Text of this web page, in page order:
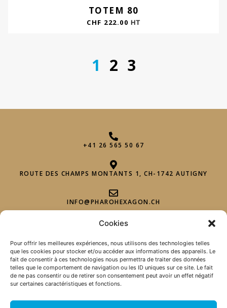
Cookies
Pour offrir les meilleures expériences, nous utilisons des technologies telles
que les cookies pour stocker et/ou accéder aux informations des appareils. Le
fait de consentir à ces technologies nous permettra de traiter des données
telles que le comportement de navigation ou les ID uniques sur ce site. Le fait
de ne pas consentir ou de retirer son consentement peut avoir un effet négatif
sur certaines caractéristiques et fonctions.
TOTEM 80
CHF 222.00 HT
1 2 3
+41 26 565 50 67
ROUTE DES CHAMPS MONTANTS 1, CH-1742 AUTIGNY
INFO@PHAROHEXAGON.CH
NEWSLETTER